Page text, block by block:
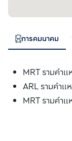
การคมนาคม
MRT รามคำ
ARL รามคำแ
MRT รามคำ